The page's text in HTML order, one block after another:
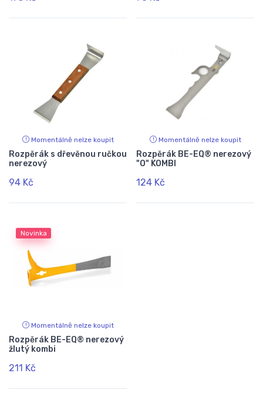
Momentálně nelze koupit
Rozpěrák s dřevěnou ručkou
nerezový
94 Kč
Momentálně nelze koupit
Rozpěrák BE-EQ® nerezový
"O" KOMBI
124 Kč
Novinka
Momentálně nelze koupit
Rozpěrák BE-EQ® nerezový
žlutý kombi
211 Kč